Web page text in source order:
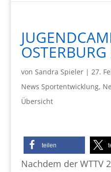
von Sandra Spieler| 27.
News Sportentwicklung,
Übersicht
teilen
Nachdem der WTTV